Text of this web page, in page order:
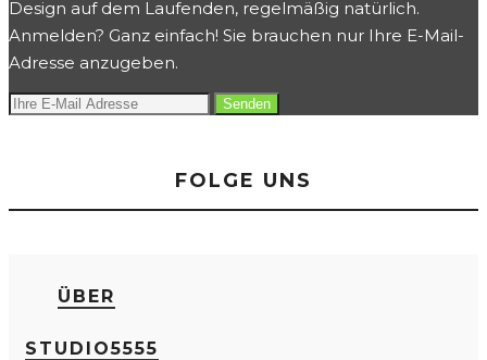
Design auf dem Laufenden, regelmäßig natürlich.
Anmelden? Ganz einfach! Sie brauchen nur Ihre E-Mail-
Adresse anzugeben.
FOLGE UNS
ÜBER
STUDIO5555